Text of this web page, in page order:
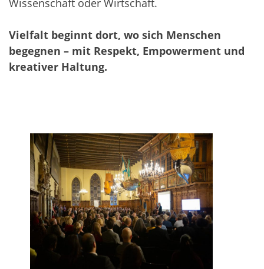
Wissenschaft oder Wirtschaft.
Vielfalt beginnt dort, wo sich Menschen
begegnen – mit Respekt, Empowerment und
kreativer Haltung.